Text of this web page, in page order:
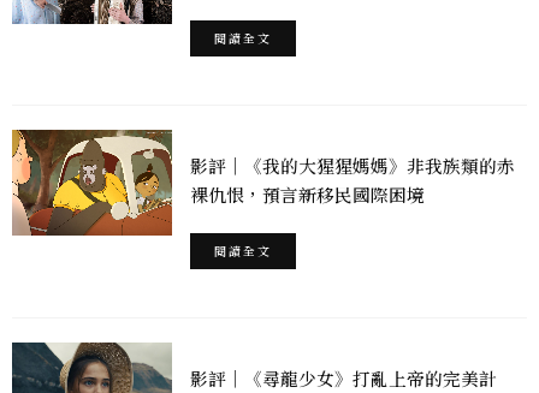
閱讀全文
影評｜《我的大猩猩媽媽》非我族類的赤
裸仇恨，預言新移民國際困境
閱讀全文
影評｜《尋龍少女》打亂上帝的完美計